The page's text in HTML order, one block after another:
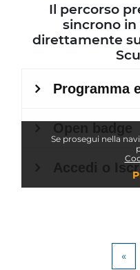
Il percorso
sincrono
direttamente
«